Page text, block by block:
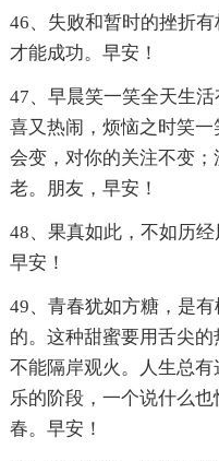
46、失败和暂时的挫折
才能成功。早安！
47、早晨笑一笑全天生
喜又热闹，烦恼之时笑
会变，对你的关注不变
老。朋友，早安！
48、果真如此，不如历经
早安！
49、青春犹如方糖，是
的。这种甜蜜要用舌尖
不能隔岸观火。人生总
乐的阶段，一个说什么
春。早安！